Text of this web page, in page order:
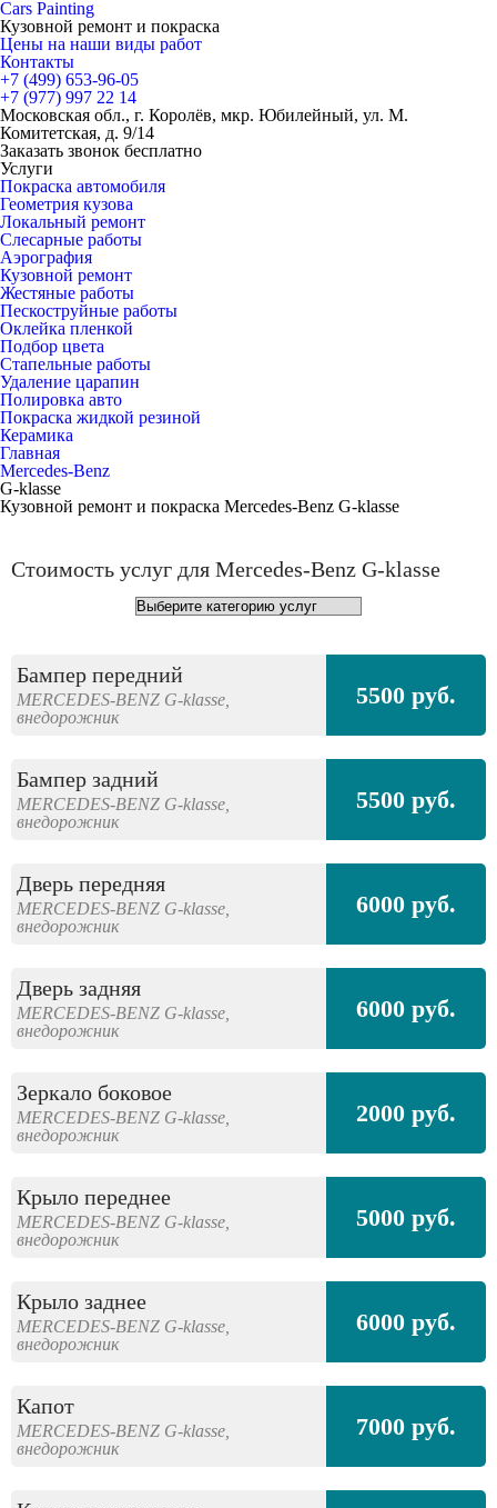
Cars Painting
Кузовной ремонт и покраска
Цены на наши виды работ
Контакты
+7 (499) 653-96-05
+7 (977) 997 22 14
Московская обл., г. Королёв, мкр. Юбилейный, ул. М.
Комитетская, д. 9/14
Заказать звонок бесплатно
Услуги
Покраска автомобиля
Геометрия кузова
Локальный ремонт
Слесарные работы
Аэрография
Кузовной ремонт
Жестяные работы
Пескоструйные работы
Оклейка пленкой
Подбор цвета
Стапельные работы
Удаление царапин
Полировка авто
Покраска жидкой резиной
Керамика
Главная
Mercedes-Benz
G-klasse
Кузовной ремонт и покраска Mercedes-Benz G-klasse
Стоимость услуг для Mercedes-Benz G-klasse
Бампер передний
MERCEDES-BENZ G-klasse,
внедорожник
5500 руб.
Бампер задний
MERCEDES-BENZ G-klasse,
внедорожник
5500 руб.
Дверь передняя
MERCEDES-BENZ G-klasse,
внедорожник
6000 руб.
Дверь задняя
MERCEDES-BENZ G-klasse,
внедорожник
6000 руб.
Зеркало боковое
MERCEDES-BENZ G-klasse,
внедорожник
2000 руб.
Крыло переднее
MERCEDES-BENZ G-klasse,
внедорожник
5000 руб.
Крыло заднее
MERCEDES-BENZ G-klasse,
внедорожник
6000 руб.
Капот
MERCEDES-BENZ G-klasse,
внедорожник
7000 руб.